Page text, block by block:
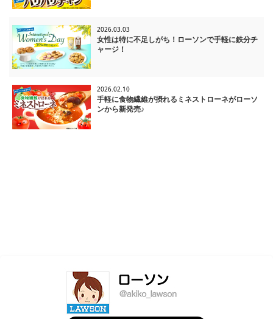
2026.03.03
女性は特に不足しがち！ローソンで手軽に鉄分チ
ャージ！
2026.02.10
手軽に食物繊維が摂れるミネストローネがローソ
ンから新発売♪